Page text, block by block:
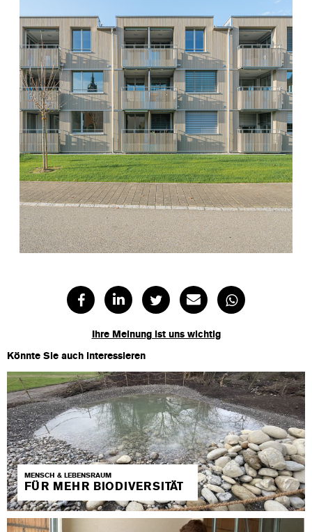
Ihre Meinung ist uns wichtig
Könnte Sie auch interessieren
MENSCH & LEBENSRAUM
FÜR MEHR BIODIVERSITÄT